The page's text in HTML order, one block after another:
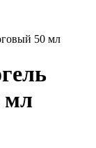
50 мл
мл